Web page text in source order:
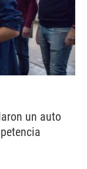
un auto